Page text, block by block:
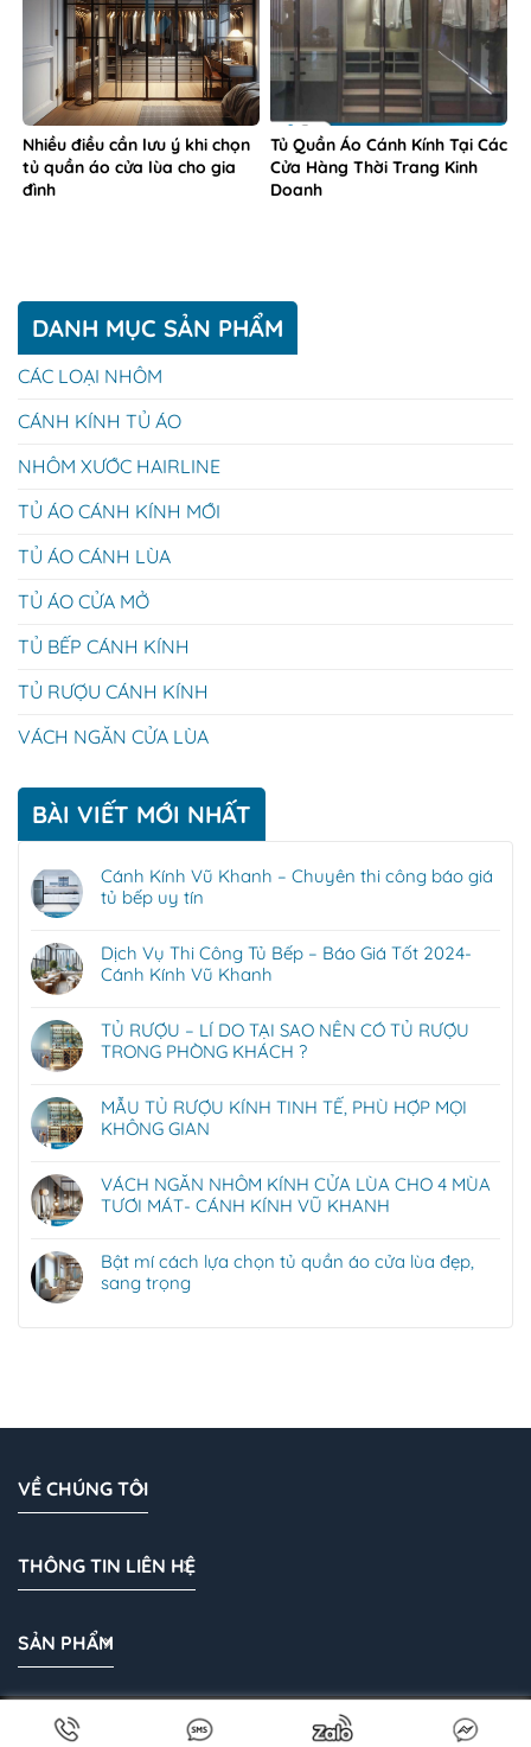
Nhiều điều cần lưu ý khi chọn
tủ quần áo cửa lùa cho gia
đình
Tủ Quần Áo Cánh Kính Tại Các
Cửa Hàng Thời Trang Kinh
Doanh
DANH MỤC SẢN PHẨM
CÁC LOẠI NHÔM
CÁNH KÍNH TỦ ÁO
NHÔM XƯỚC HAIRLINE
TỦ ÁO CÁNH KÍNH MỚI
TỦ ÁO CÁNH LÙA
TỦ ÁO CỬA MỞ
TỦ BẾP CÁNH KÍNH
TỦ RƯỢU CÁNH KÍNH
VÁCH NGĂN CỬA LÙA
BÀI VIẾT MỚI NHẤT
Cánh Kính Vũ Khanh – Chuyên thi công báo giá
tủ bếp uy tín
Dịch Vụ Thi Công Tủ Bếp – Báo Giá Tốt 2024-
Cánh Kính Vũ Khanh
TỦ RƯỢU – LÍ DO TẠI SAO NÊN CÓ TỦ RƯỢU
TRONG PHÒNG KHÁCH ?
MẪU TỦ RƯỢU KÍNH TINH TẾ, PHÙ HỢP MỌI
KHÔNG GIAN
VÁCH NGĂN NHÔM KÍNH CỬA LÙA CHO 4 MÙA
TƯƠI MÁT- CÁNH KÍNH VŨ KHANH
Bật mí cách lựa chọn tủ quần áo cửa lùa đẹp,
sang trọng
VỀ CHÚNG TÔI
THÔNG TIN LIÊN HỆ
SẢN PHẨM
Bản quyền 2026 © Cánh Kính Vũ Khanh | Cánh kính tủ áo |